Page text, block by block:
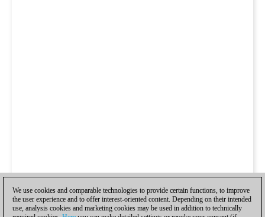
We use cookies and comparable technologies to provide certain functions, to improve
the user experience and to offer interest-oriented content. Depending on their intended
use, analysis cookies and marketing cookies may be used in addition to technically